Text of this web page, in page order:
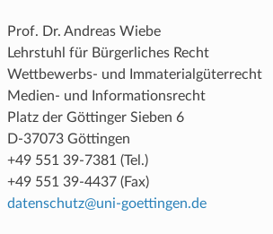
Prof. Dr. Andreas Wiebe
Lehrstuhl für Bürgerliches Recht
Wettbewerbs- und Immaterialgüterrecht
Medien- und Informationsrecht
Platz der Göttinger Sieben 6
D-37073 Göttingen
+49 551 39-7381 (Tel.)
+49 551 39-4437 (Fax)
datenschutz@uni-goettingen.de